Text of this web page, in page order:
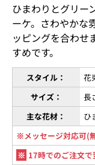
ひまわりとグリー
ーケ。さわやかな
ッピングを合わせ
すめです。
スタイル：
花
サイズ：
長
主な花材：
ひ
※メッセージ対応可(
※ 17時でのご注文で